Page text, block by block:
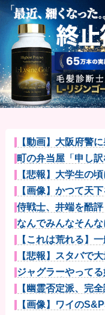
【動画】大阪府警
ゃ苦しそうに...
町の弁当屋「申し
商品代を値...
【悲報】大学生の
めちゃくちゃ...
【画像】かつて天
ｗｗ
侍戦士、井端を酷
思疎通が難し...
なんでみんなそん
【これは荒れる】
員は何歳まで...
【悲報】スタバで
って何...
ジャグラーやって
ね？？？他
【幽霊否定派、完
一人で墓石...
【画像】ワイの